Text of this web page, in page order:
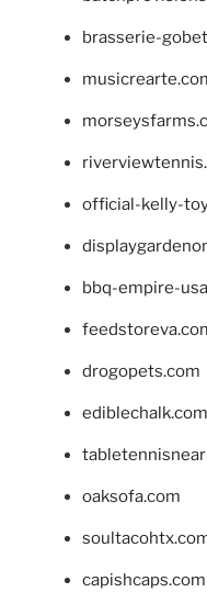
brasserie-
official-kelly-
bbq-empire-
drogopets.com
ediblechalk.com
oaksofa.com
capishcaps.com